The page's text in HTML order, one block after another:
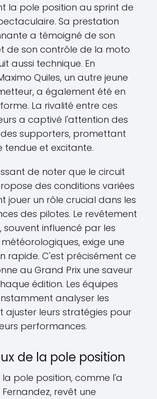
la pole position au sprint de
Sa prestation
a témoigné de son
de son contrôle de la moto
aussi technique. En
Quiles, un autre jeune
a également été en
La rivalité entre ces
a captivé l'attention des
supporters, promettant
tendue et excitante.
de noter que le circuit
des conditions variées
jouer un rôle crucial dans les
des pilotes. Le revêtement
souvent influencé par les
exige une
rapide. C'est précisément ce
au Grand Prix une saveur
édition. Les équipes
analyser les
ajuster leurs stratégies pour
performances.
de la pole position
pole position, comme l'a
revêt une